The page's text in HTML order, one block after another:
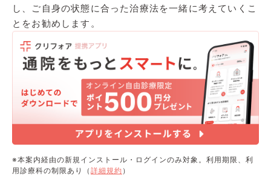
し、ご自身の状態に合った治療法を一緒に考えていくこ
とをお勧めします。
※本案内経由の新規インストール・ログインのみ対象。利用期限、利
用診療科の制限あり（ 詳細規約 ）